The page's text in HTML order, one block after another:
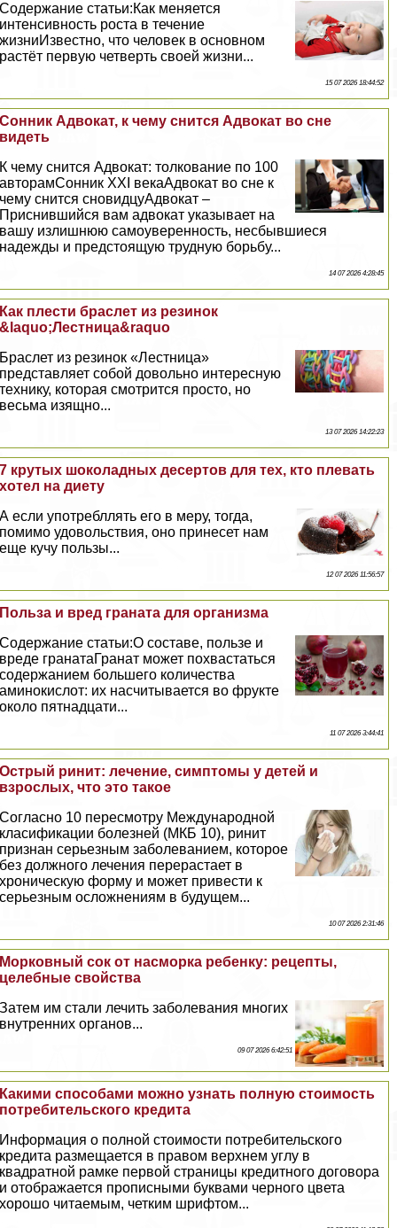
Содержание статьи:Как меняется
интенсивность роста в течение
жизниИзвестно, что человек в основном
растёт первую четверть своей жизни...
15 07 2026 18:44:52
Сонник Адвокат, к чему снится Адвокат во сне
видеть
К чему снится Адвокат: толкование по 100
авторамСонник XXI векаАдвокат во сне к
чему снится сновидцуАдвокат –
Приснившийся вам адвокат указывает на
вашу излишнюю самоуверенность, несбывшиеся
надежды и предстоящую трудную борьбу...
14 07 2026 4:28:45
Как плести браслет из резинок
&laquo;Лестница&raquo
Браслет из резинок «Лестница»
представляет собой довольно интересную
технику, которая смотрится просто, но
весьма изящно...
13 07 2026 14:22:23
7 крутых шоколадных десертов для тех, кто плевать
хотел на диету
А если употрeбллять его в меру, тогда,
помимо удовольствия, оно принесет нам
еще кучу пользы...
12 07 2026 11:56:57
Польза и вред граната для организма
Содержание статьи:О составе, пользе и
вреде гранатаГранат может похвастаться
содержанием большего количества
аминокислот: их насчитывается во фрукте
около пятнадцати...
11 07 2026 3:44:41
Острый ринит: лечение, симптомы у детей и
взрослых, что это такое
Согласно 10 пересмотру Международной
класификации болезней (МКБ 10), ринит
признан серьезным заболеванием, которое
без должного лечения перерастает в
хроническую форму и может привести к
серьезным осложнениям в будущем...
10 07 2026 2:31:46
Морковный сок от насморка ребенку: рецепты,
целебные свойства
Затем им стали лечить заболевания многих
внутренних органов...
09 07 2026 6:42:51
Какими способами можно узнать полную стоимость
потребительского кредита
Информация о полной стоимости потребительского
кредита размещается в правом верхнем углу в
квадратной рамке первой страницы кредитного договора
и отображается прописными буквами черного цвета
хорошо читаемым, четким шрифтом...